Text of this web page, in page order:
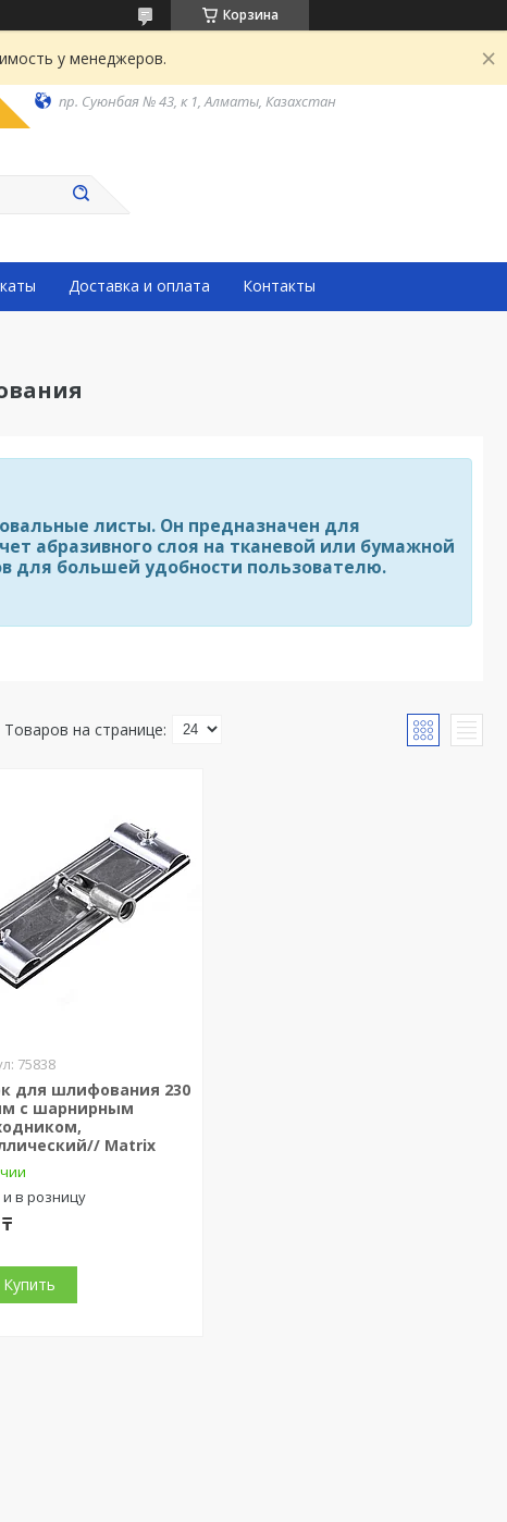
Корзина
у менеджеров.
пр. Суюнбая № 43, к 1, Алматы, Казахстан
Доставка и оплата Контакты
листы. Он предназначен для
абразивного слоя на тканевой или бумажной
для большей удобности пользователю.
75838
для шлифования 230
с шарнирным
Matrix
в розницу
Купить